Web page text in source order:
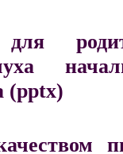
для
(pptx)